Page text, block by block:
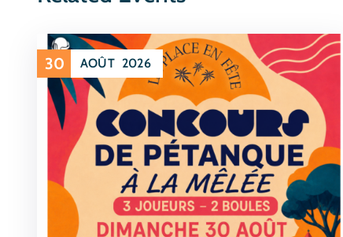
30 AOÛT 2026